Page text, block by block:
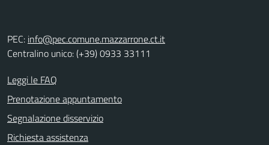
PEC: info@pec.comune.mazzarrone.ct.it
Centralino unico: (+39) 0933 33111
Leggi le FAQ
Prenotazione appuntamento
Segnalazione disservizio
Richiesta assistenza